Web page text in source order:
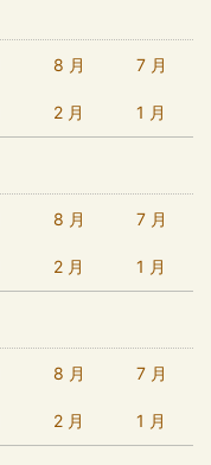
8 月 7 月
2 月 1 月
8 月 7 月
2 月 1 月
8 月 7 月
2 月 1 月